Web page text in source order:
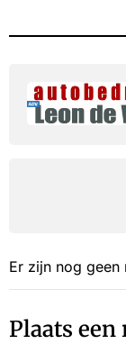
Er zijn nog geen
Plaats een